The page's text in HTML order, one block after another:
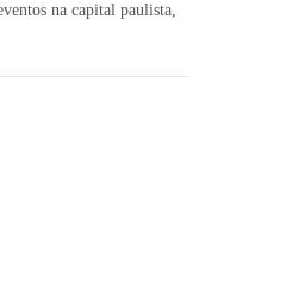
na capital paulista,